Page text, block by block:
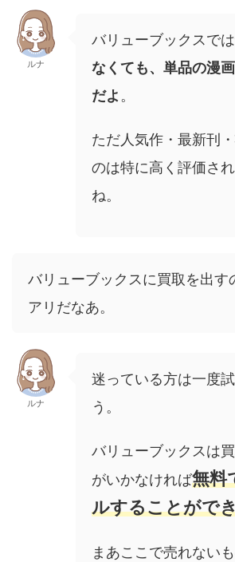
ルナ
バリューブックスでは
なくても、単品の漫
だよ 。
ただ人気作・最新刊
のは特に高く評価さ
ね。
バリューブックスに買取を出す
アリだなあ。
ルナ
迷っている方は一度
う。
バリューブックスは
がいかなければ無料
ルすることがで
まあここで売れない